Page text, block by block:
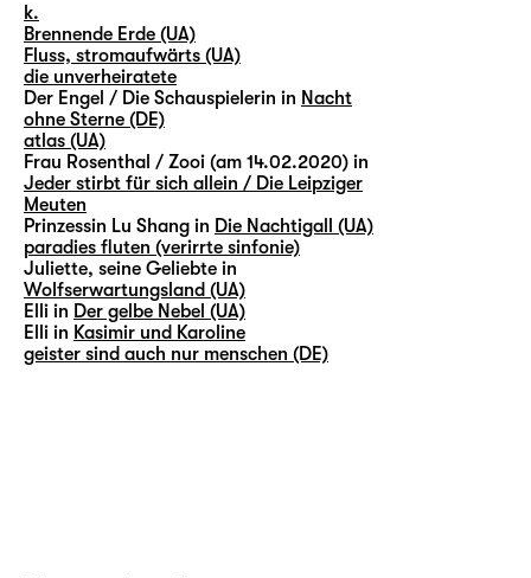
k.
Brennende Erde (UA)
Fluss, stromaufwärts (UA)
die unverheiratete
Der Engel / Die Schauspielerin in Nacht
ohne Sterne (DE)
atlas (UA)
Frau Rosenthal / Zooi (am 14.02.2020) in
Jeder stirbt für sich allein / Die Leipziger
Meuten
Prinzessin Lu Shang in Die Nachtigall (UA)
paradies fluten (verirrte sinfonie)
Juliette, seine Geliebte in
Wolfserwartungsland (UA)
Elli in Der gelbe Nebel (UA)
Elli in Kasimir und Karoline
geister sind auch nur menschen (DE)